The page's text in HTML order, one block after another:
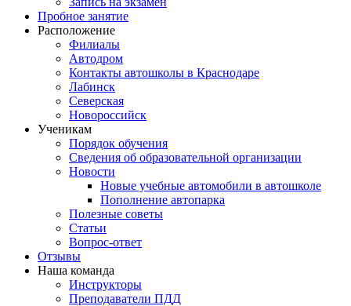
Пробное занятие
Расположение
Филиалы
Автодром
Контакты автошколы в Краснодаре
Лабинск
Северская
Новороссийск
Ученикам
Порядок обучения
Сведения об образовательной организации
Новости
Новые учебные автомобили в автошколе
Пополнение автопарка
Полезные советы
Статьи
Вопрос-ответ
Отзывы
Наша команда
Инструкторы
Преподаватели ПДД